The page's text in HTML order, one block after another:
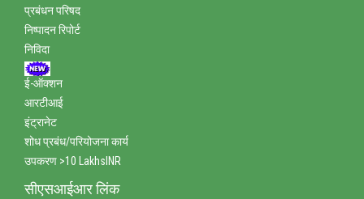
प्रबंधन परिषद
निष्‍पादन रिपोर्ट
निविदा
ई-ऑक्‍शन
आरटीआई
इंट्रानेट
शोध प्रबंध/परियोजना कार्य
उपकरण >10 LakhsINR
सीएसआईआर लिंक